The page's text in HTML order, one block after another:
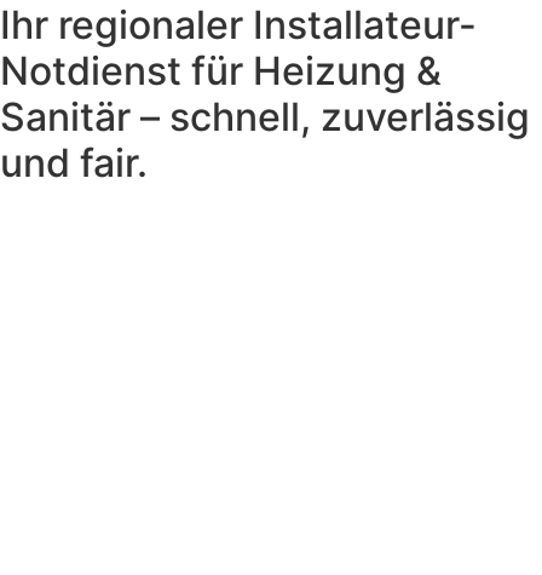
Ihr regionaler Installateur-
Notdienst für Heizung &
Sanitär – schnell, zuverlässig
und fair.